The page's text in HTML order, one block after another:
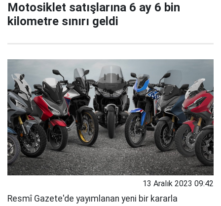
Motosiklet satışlarına 6 ay 6 bin
kilometre sınırı geldi
13 Aralık 2023 09:42
Resmî Gazete'de yayımlanan yeni bir kararla